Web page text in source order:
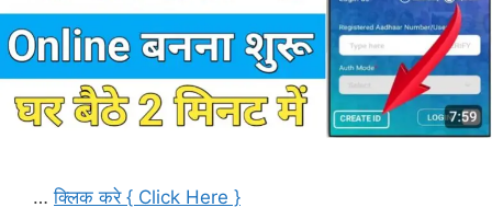
…क्लिक करे { Click Here }